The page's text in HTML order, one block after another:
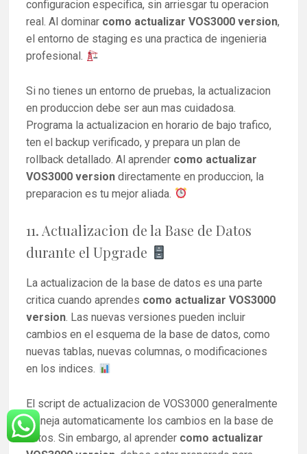
configuracion especifica, sin arriesgar tu operacion
real. Al dominar como actualizar VOS3000 version,
el entorno de staging es una practica de ingenieria
profesional.
Si no tienes un entorno de pruebas, la actualizacion
en produccion debe ser aun mas cuidadosa.
Programa la actualizacion en horario de bajo trafico,
ten el backup verificado, y prepara un plan de
rollback detallado. Al aprender como actualizar
VOS3000 version directamente en produccion, la
preparacion es tu mejor aliada.
11. Actualizacion de la Base de Datos
durante el Upgrade
La actualizacion de la base de datos es una parte
critica cuando aprendes como actualizar VOS3000
version. Las nuevas versiones pueden incluir
cambios en el esquema de la base de datos, como
nuevas tablas, nuevas columnas, o modificaciones
en los indices.
El script de actualizacion de VOS3000 generalmente
maneja automaticamente los cambios en la base de
datos. Sin embargo, al aprender como actualizar